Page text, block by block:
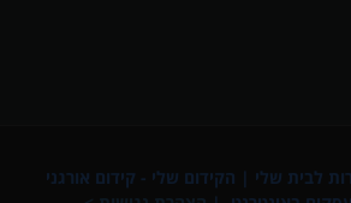
לבית שלי | הקידום שלי - קידום אורגני